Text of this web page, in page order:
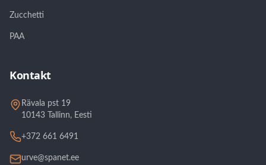
Zucchetti
PAA
Kontakt
Rävala pst 19
10143 Tallinn, Eesti
+372 661 6491
urve@spanet.ee